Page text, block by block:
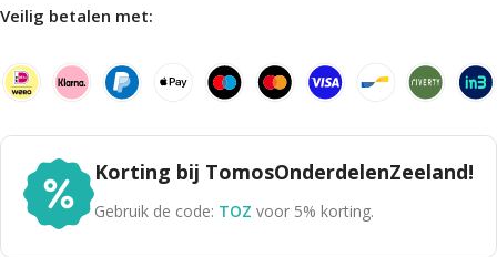
Veilig betalen met:
Korting bij TomosOnderdelenZeeland!
Gebruik de code: TOZ voor 5% korting.